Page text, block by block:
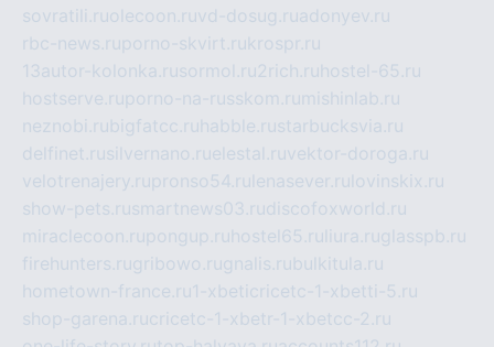
sovratili.ruolecoon.ruvd-dosug.ruadonyev.ru
rbc-news.ruporno-skvirt.rukrospr.ru
13autor-kolonka.rusormol.ru2rich.ru hostel-65.ru
hostserve.ruporno-na-russkom.ru mishinlab.ru
neznobi.rubigfatcc.ru habble.rustarbucksvia.ru
delfinet.rusilvernano.ruelestal.ruvektor-doroga.ru
velotrenajery.rupronso54.ru lenasever.ru lovinskix.ru
show-pets.rusmartnews03.rudiscofoxworld.ru
miraclecoon.rupongup.ru hostel65.ru liura.ruglasspb.ru
firehunters.rugribowo.rugnalis.rubulkitula.ru
hometown-france.ru1-xbeticricetc-1-xbetti-5.ru
shop-garena.rucricetc-1-xbetr-1-xbetcc-2.ru